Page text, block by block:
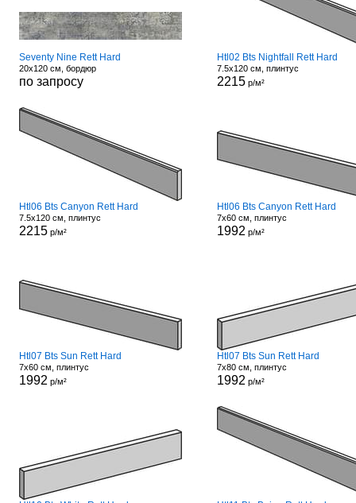
Seventy Nine Rett Hard
20x120 см, бордюр
по запросу
Htl02 Bts Nightfall Rett Hard
7.5x120 см, плинтус
2215р/м²
Htl06 Bts Canyon Rett Hard
7.5x120 см, плинтус
2215р/м²
Htl06 Bts Canyon Rett Hard
7x60 см, плинтус
1992 р/м²
Htl07 Bts Sun Rett Hard
7x60 см, плинтус
1992 р/м²
Htl07 Bts Sun Rett Hard
7x80 см, плинтус
1992 р/м²